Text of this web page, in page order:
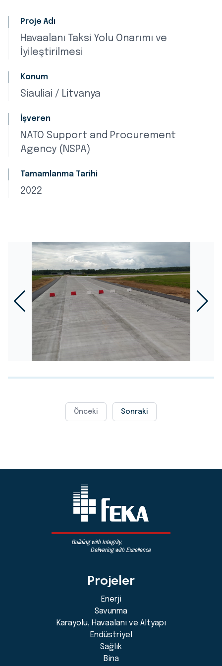
Proje Adı
Havaalanı Taksi Yolu Onarımı ve
İyileştirilmesi
Konum
Siauliai / Litvanya
İşveren
NATO Support and Procurement
Agency (NSPA)
Tamamlanma Tarihi
2022
Önceki Sonraki
Projeler
Enerji
Savunma
Karayolu, Havaalanı ve Altyapı
Endüstriyel
Sağlık
Bina
Building with Integrity,
Delivering with Excellence